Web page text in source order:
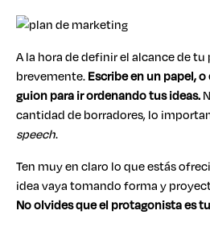
A la hora de definir el alcance de
brevemente.Escribe en un papel,
guion para ir ordenando tus ideas.
cantidad de borradores, lo
speech.
Ten muy en claro lo que estás
idea vaya tomando forma y
No olvides que el protagonista es